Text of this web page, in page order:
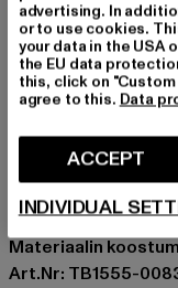
Tilaisuus: Katu,
Basic
Kaula-aukko:
holkkityyppi: Lyhyt
Leikkaa: Oversize
Tuotemerkki: Urban
Kategoria: T-paidat
Color: rosa
Valmistaja väri:
Materiaalin
Art.Nr: TB1555-
advertising. In
or to use cookies.
your data in the USA
the EU data
this, click on
agree to this. Data
ACCEPT
INDIVIDUAL